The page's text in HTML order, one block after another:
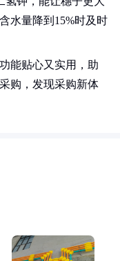
水量降到15%时及时
能贴心又实用，助
购，发现采购新体